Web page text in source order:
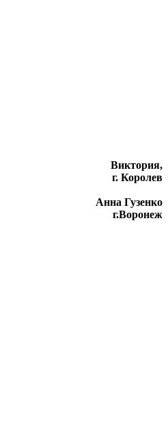
Виктория,
г. Королев
Анна Гузенко
г.Воронеж